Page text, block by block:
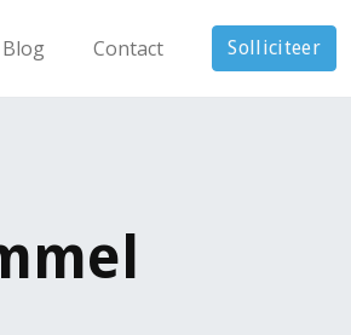
Blog Contact Solliciteer